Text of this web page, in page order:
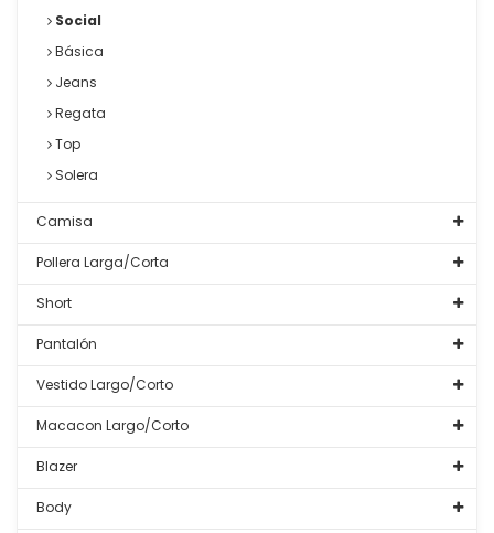
Social
Básica
Jeans
Regata
Top
Solera
Camisa
Pollera Larga/Corta
Short
Pantalón
Vestido Largo/Corto
Macacon Largo/Corto
Blazer
Body